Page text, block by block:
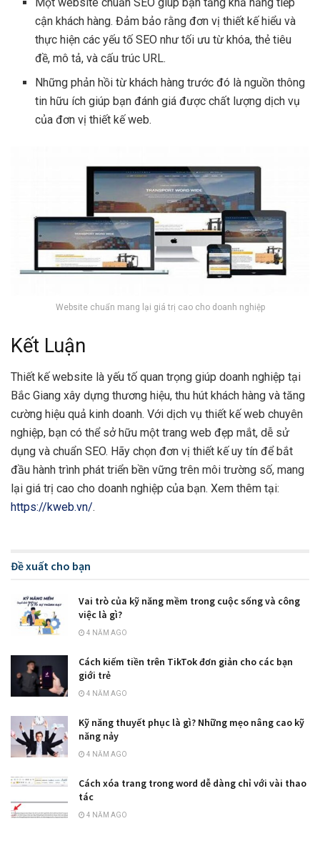
cận khách hàng. Đảm bảo rằng đơn vị thiết kế hiểu và
thực hiện các yếu tố SEO như tối ưu từ khóa, thẻ tiêu
đề, mô tả, và cấu trúc URL.
Những phản hồi từ khách hàng trước đó là nguồn thông
tin hữu ích giúp bạn đánh giá được chất lượng dịch vụ
của đơn vị thiết kế web.
Website chuẩn mang lại giá trị cao cho doanh nghiệp
Kết Luận
Thiết kế website là yếu tố quan trọng giúp doanh nghiệp tại
Bắc Giang xây dựng thương hiệu, thu hút khách hàng và tăng
cường hiệu quả kinh doanh. Với dịch vụ thiết kế web chuyên
nghiệp, bạn có thể sở hữu một trang web đẹp mắt, dễ sử
dụng và chuẩn SEO. Hãy chọn đơn vị thiết kế uy tín để bắt
đầu hành trình phát triển bền vững trên môi trường số, mang
lại giá trị cao cho doanh nghiệp của bạn. Xem thêm tại:
https://kweb.vn/.
Đề xuất cho bạn
Vai trò của kỹ năng mềm trong cuộc sống và công
việc là gì?
4 NĂM AGO
Cách kiếm tiền trên TikTok đơn giản cho các bạn
giới trẻ
4 NĂM AGO
Kỹ năng thuyết phục là gì? Những mẹo nâng cao kỹ
năng nảy
4 NĂM AGO
Cách xóa trang trong word dễ dàng chỉ với vài thao
tác
4 NĂM AGO